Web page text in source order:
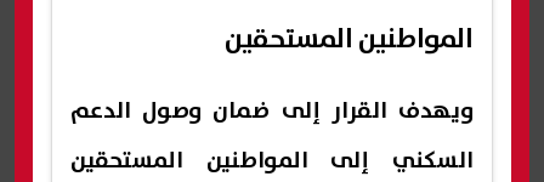
المواطنين المستحقين
ويهدف القرار إلى ضمان وصول الدعم
السكني إلى المواطنين المستحقين